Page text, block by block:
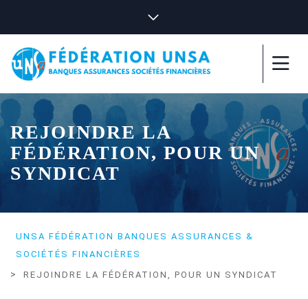
REJOINDRE LA
FÉDÉRATION, POUR UN
SYNDICAT
UNSA FÉDÉRATION BANQUES ASSURANCES &
SOCIÉTÉS FINANCIÈRES
> REJOINDRE LA FÉDÉRATION, POUR UN SYNDICAT